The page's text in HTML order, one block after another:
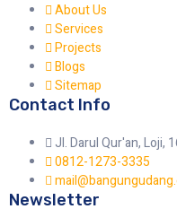
About Us
Services
Projects
Blogs
Sitemap
Contact Info
Jl. Darul Qur'an, Loji,
0812-1273-3335
Newsletter